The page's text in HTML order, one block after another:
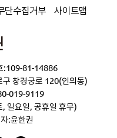
단수집거부 사이트맵
:109-81-14886
구 창경궁로 120(인의동)
019-9119
일요일, 공휴일 휴무)
:윤한권